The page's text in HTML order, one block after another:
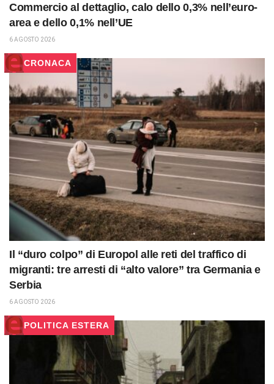
Commercio al dettaglio, calo dello 0,3% nell’euro-
area e dello 0,1% nell’UE
6 AGOSTO 2026
CRONACA
Il “duro colpo” di Europol alle reti del traffico di
migranti: tre arresti di “alto valore” tra Germania e
Serbia
6 AGOSTO 2026
POLITICA ESTERA